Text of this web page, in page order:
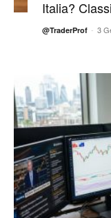
Italia?
@TraderProf - 3